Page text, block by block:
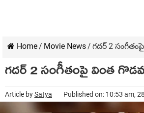
Home/ Movie News/ గదర్ 2
గదర్ 2 సంగీతంపై వింత గొడవ
Article bySatya Published on: 10:53 am,